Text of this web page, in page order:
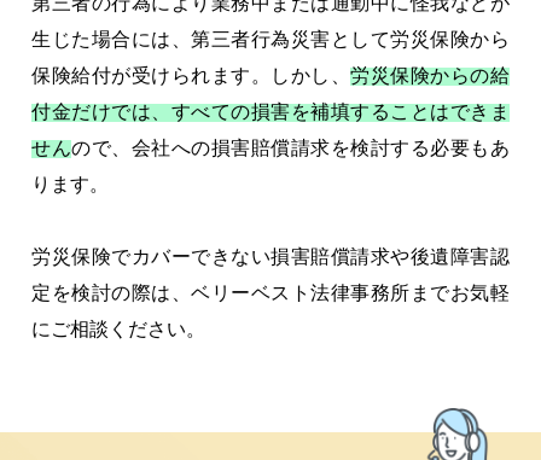
生じた場合には、第三者行為災害として労災保険から
保険給付が受けられます。しかし、労災保険からの給
付金だけでは、すべての損害を補填することはできま
せんので、会社への損害賠償請求を検討する必要もあ
ります。
労災保険でカバーできない損害賠償請求や後遺障害認
定を検討の際は、ベリーベスト法律事務所までお気軽
にご相談ください。